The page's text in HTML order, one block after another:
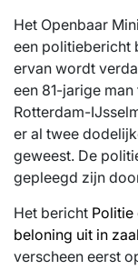
Het Openbaar
een politiebericht
ervan wordt
een 81-jarige
Rotterdam-
er al twee
geweest. De
gepleegd zijn
Het bericht
beloning uit in
verscheen eerst